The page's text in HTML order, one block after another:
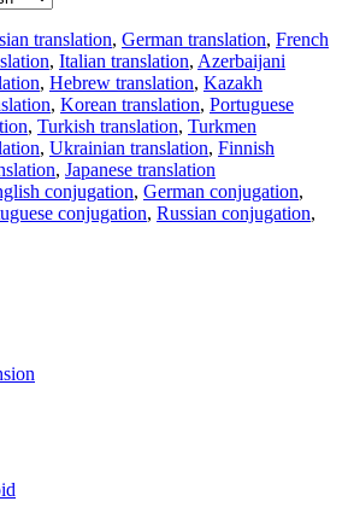
translation, German translation, French
, Italian translation, Azerbaijani
, Hebrew translation, Kazakh
, Korean translation, Portuguese
, Turkish translation, Turkmen
, Ukrainian translation, Finnish
, Japanese translation
conjugation, German conjugation,
conjugation, Russian conjugation,